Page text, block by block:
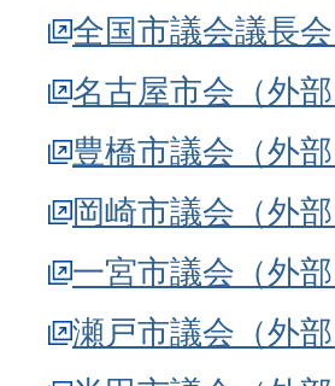
全国市議会議長
名古屋市会（外部
豊橋市議会（外部
岡崎市議会（外部
一宮市議会（外部
瀬戸市議会（外部